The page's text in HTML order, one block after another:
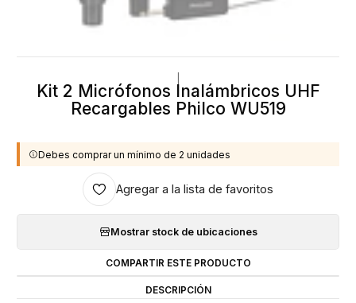
Kit 2 Micrófonos Inalámbricos UHF
Recargables Philco WU519
Debes comprar un mínimo de 2 unidades
Agregar a la lista de favoritos
Mostrar stock de ubicaciones
COMPARTIR ESTE PRODUCTO
DESCRIPCIÓN